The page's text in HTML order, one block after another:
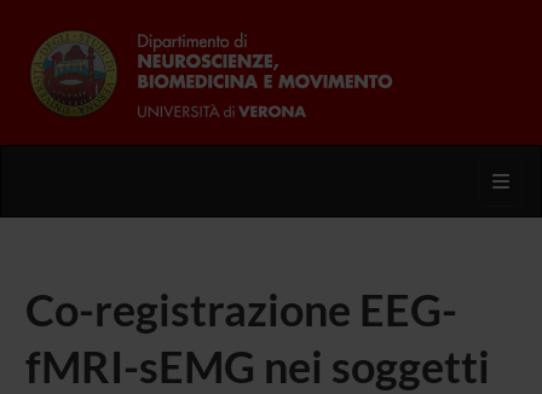
Co-registrazione EEG-
fMRI-sEMG nei soggetti